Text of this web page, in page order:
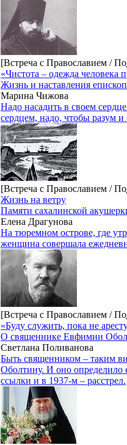
[Встреча с Православием /
«Чистота – одежда человека
Жизнь и наставления
Марина Чижова
Надо насадить в своем
сердцем, надо, чтобы разум и
[Встреча с Православием /
Жизнь на ветру
Памяти сахалинской
Елена Драгунова
На тюремном острове, где
женщина совершала
[Встреча с Православием /
«Буду служить, пока не
О священнике Евфимии
Светлана Поливанова
Быть священником – таким
Оболтину. И оно определило
ссылки и в 1937-м – расстрел.